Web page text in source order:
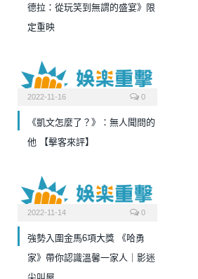
德拉：從玩笑到無謂的盛宴》限
定重映
2022-11-16 0
《凱文怎麼了？》：無人聞問的
他 【擊客來評】
2022-11-14 0
強勢入圍金馬6項大獎 《哈勇
家》帶你認識溫馨一家人｜影迷
尖叫屋